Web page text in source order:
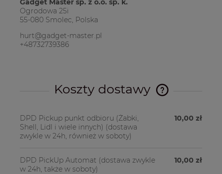
Gadget Master sp. z o.o. sp. k.
Ogrodowa 25i
55-080 Smolec, Polska
hurt@gadget-master.pl
+48732739386
Koszty dostawy
Cena nie
DPD Pickup punkt odbioru (Żabki,
Shell, Lidl i wiele innych) (dostawa
zwykle w 24h, również w soboty)
10,00 zł
DPD PickUp Automat (dostawa zwykle
w 24h, także w soboty)
10,00 zł